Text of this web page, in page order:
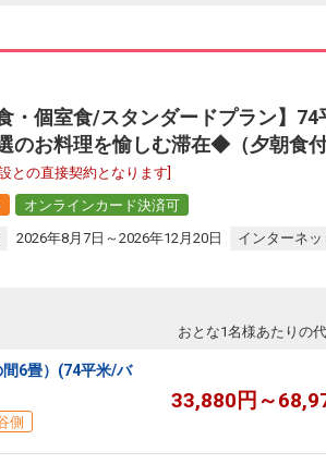
食・個室食/スタンダードプラン】
のお料理を愉しむ滞在◆（夕朝食付
との直接契約となります]
オンラインカード決済可
2026年8月7日～2026年12月20日 インターネ
おとな1名様あたりの
6畳）(74平米/バ
側
33,880円～